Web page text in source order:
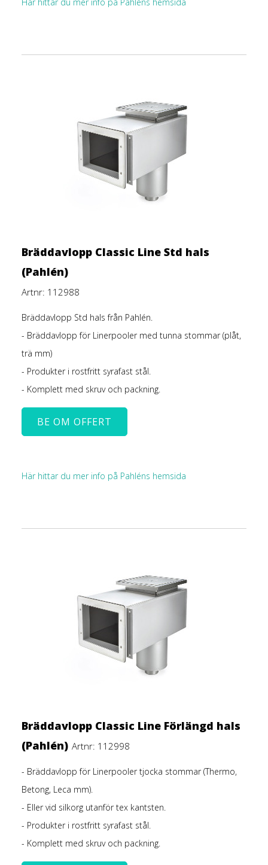
Här hittar du mer info på Pahléns hemsida
Bräddavlopp Classic Line Std hals
(Pahlén)
Artnr: 112988
Bräddavlopp Std hals från Pahlén.
- Bräddavlopp för Linerpooler med tunna stommar (plåt,
trä mm)
- Produkter i rostfritt syrafast stål.
- Komplett med skruv och packning.
BE OM OFFERT
Här hittar du mer info på Pahléns hemsida
Bräddavlopp Classic Line Förlängd hals
(Pahlén) Artnr: 112998
- Bräddavlopp för Linerpooler tjocka stommar (Thermo,
Betong, Leca mm).
- Eller vid silkorg utanför tex kantsten.
- Produkter i rostfritt syrafast stål.
- Komplett med skruv och packning.